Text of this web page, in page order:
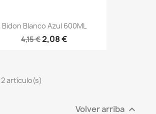
Bidon Blanco Azul 600ML
4,15 €2,08 €
artículo(s)
Volver arriba 